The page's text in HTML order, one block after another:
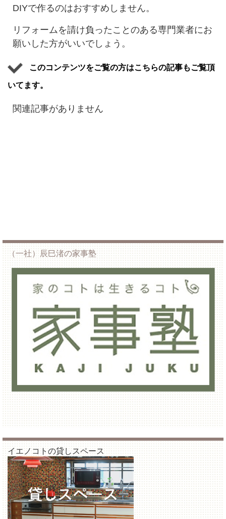
DIYで作るのはおすすめしません。
リフォームを請け負ったことのある専門業者にお
願いした方がいいでしょう。
このコンテンツをご覧の方はこちらの記事もご覧頂
いてます。
関連記事がありません
（一社）辰巳渚の家事塾
イエノコトの貸しスペース